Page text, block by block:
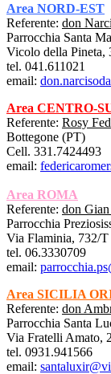
Area NORD-EST
Referente: don
Parrocchia Santa
Vicolo della Pineta,
tel. 041.611021
email:
Area CENTRO-
Referente: Rosy
Bottegone (PT)
Cell. 331.7424493
email:
Area ROMA
Referente: don
Parrocchia
Via Flaminia, 732/T
tel. 06.3330709
email:
Area SICILIA
Referente: don
Parrocchia Santa
Via Fratelli Amato,
tel. 0931.941566
email: